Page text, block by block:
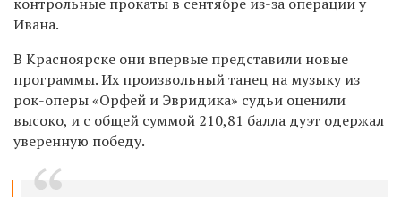
контрольные прокаты в сентябре из-за операции у
Ивана.
В Красноярске они впервые представили новые
программы. Их произвольный танец на музыку из
рок-оперы «Орфей и Эвридика» судьи оценили
высоко, и с общей суммой 210,81 балла дуэт одержал
уверенную победу.